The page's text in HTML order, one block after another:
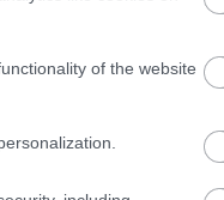
of the website